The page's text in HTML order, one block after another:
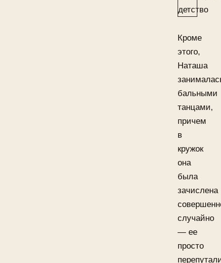
Кроме
этого,
Наташа
бальными
танцами,
причем
в
кружок
она
была
зачислена
случайно
— ее
просто